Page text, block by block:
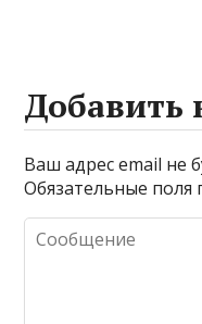
Добавить
Ваш адрес email не
Обязательные